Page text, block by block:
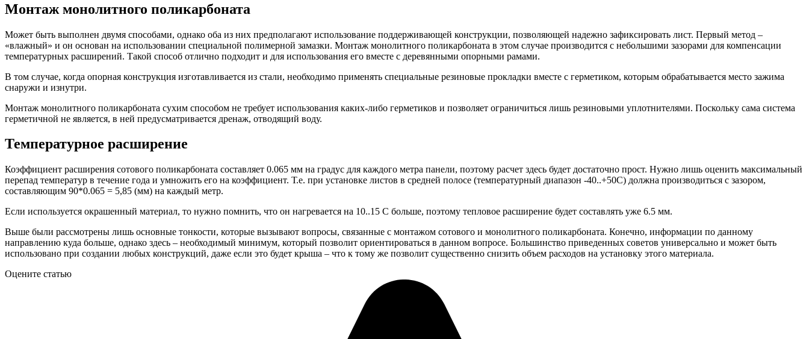
Монтаж монолитного поликарбоната
Может быть выполнен двумя способами, однако оба из них предполагают использование поддерживающей конструкции, позволяющей надежно зафиксировать лист. Первый метод –
«влажный» и он основан на использовании специальной полимерной замазки. Монтаж монолитного поликарбоната в этом случае производится с небольшими зазорами для компенсации
температурных расширений. Такой способ отлично подходит и для использования его вместе с деревянными опорными рамами.
В том случае, когда опорная конструкция изготавливается из стали, необходимо применять специальные резиновые прокладки вместе с герметиком, которым обрабатывается место зажима
снаружи и изнутри.
Монтаж монолитного поликарбоната сухим способом не требует использования каких-либо герметиков и позволяет ограничиться лишь резиновыми уплотнителями. Поскольку сама система
герметичной не является, в ней предусматривается дренаж, отводящий воду.
Температурное расширение
Коэффициент расширения сотового поликарбоната составляет 0.065 мм на градус для каждого метра панели, поэтому расчет здесь будет достаточно прост. Нужно лишь оценить максимальный
перепад температур в течение года и умножить его на коэффициент. Т.е. при установке листов в средней полосе (температурный диапазон -40..+50С) должна производиться с зазором,
составляющим 90*0.065 = 5,85 (мм) на каждый метр.
Если используется окрашенный материал, то нужно помнить, что он нагревается на 10..15 С больше, поэтому тепловое расширение будет составлять уже 6.5 мм.
Выше были рассмотрены лишь основные тонкости, которые вызывают вопросы, связанные с монтажом сотового и монолитного поликарбоната. Конечно, информации по данному
направлению куда больше, однако здесь – необходимый минимум, который позволит ориентироваться в данном вопросе. Большинство приведенных советов универсально и может быть
использовано при создании любых конструкций, даже если это будет крыша – что к тому же позволит существенно снизить объем расходов на установку этого материала.
Оцените статью